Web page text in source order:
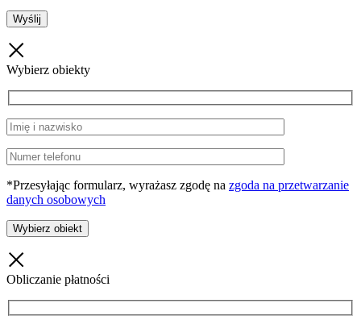
Wybierz obiekty
*Przesyłając formularz, wyrażasz zgodę na zgoda na przetwarzanie
danych osobowych
Obliczanie płatności